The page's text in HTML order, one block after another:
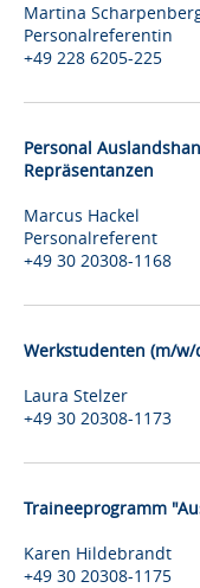
Martina
Personalreferentin
+49 228 6205-225
Personal
Repräsentanzen
Marcus Hackel
Personalreferent
+49 30 20308-1168
Werkstudenten (m/w/
Laura Stelzer
+49 30 20308-1173
Traineeprogramm
Karen Hildebrandt
+49 30 20308-1175